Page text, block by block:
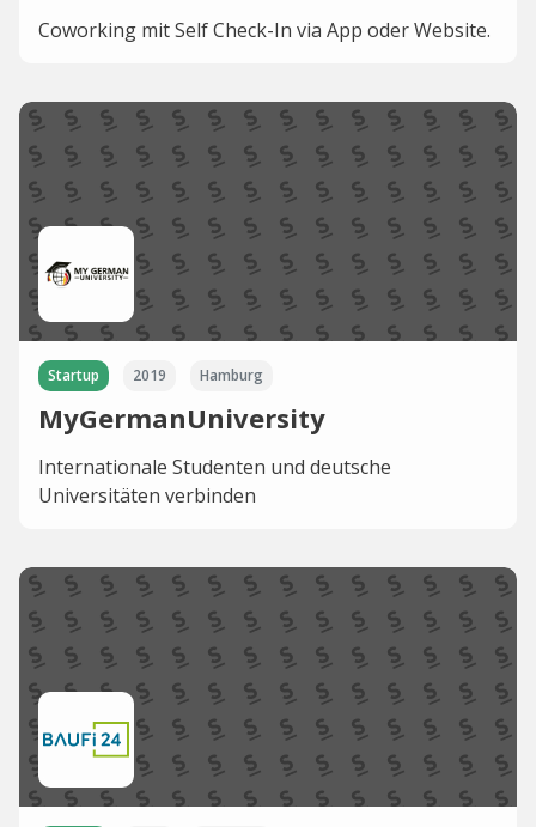
Coworking mit Self Check-In via App oder Website.
Startup 2019 Hamburg
MyGermanUniversity
Internationale Studenten und deutsche
Universitäten verbinden